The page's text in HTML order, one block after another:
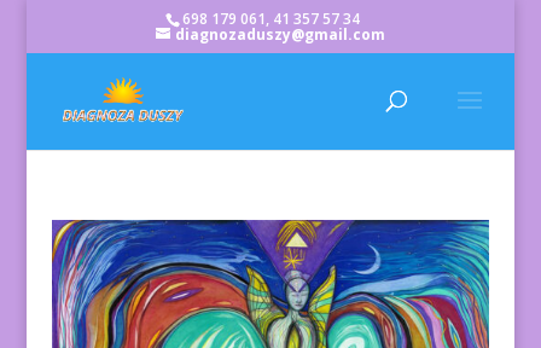
698 179 061, 41 357 57 34
diagnozaduszy@gmail.com